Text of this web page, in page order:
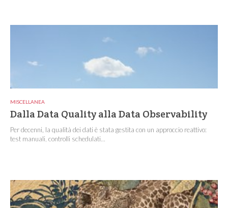
MISCELLANEA
Dalla Data Quality alla Data Observability
Per decenni, la qualità dei dati è stata gestita con un approccio reattivo:
test manuali, controlli schedulati...